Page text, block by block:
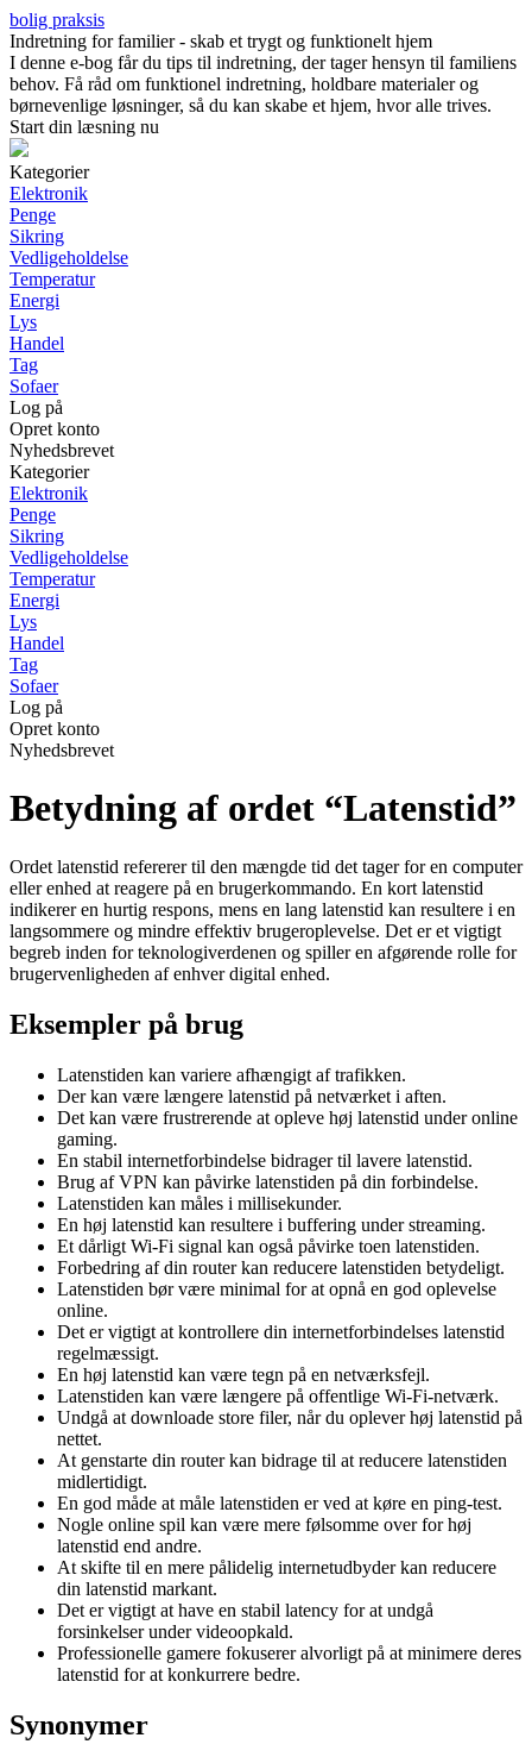
bolig praksis
Indretning for familier - skab et trygt og funktionelt hjem
I denne e-bog får du tips til indretning, der tager hensyn til familiens
behov. Få råd om funktionel indretning, holdbare materialer og
børnevenlige løsninger, så du kan skabe et hjem, hvor alle trives.
Start din læsning nu
Kategorier
Elektronik
Penge
Sikring
Vedligeholdelse
Temperatur
Energi
Lys
Handel
Tag
Sofaer
Log på
Opret konto
Nyhedsbrevet
Kategorier
Elektronik
Penge
Sikring
Vedligeholdelse
Temperatur
Energi
Lys
Handel
Tag
Sofaer
Log på
Opret konto
Nyhedsbrevet
Betydning af ordet “Latenstid”
Ordet latenstid refererer til den mængde tid det tager for en computer
eller enhed at reagere på en brugerkommando. En kort latenstid
indikerer en hurtig respons, mens en lang latenstid kan resultere i en
langsommere og mindre effektiv brugeroplevelse. Det er et vigtigt
begreb inden for teknologiverdenen og spiller en afgørende rolle for
brugervenligheden af enhver digital enhed.
Eksempler på brug
Latenstiden kan variere afhængigt af trafikken.
Der kan være længere latenstid på netværket i aften.
Det kan være frustrerende at opleve høj latenstid under online
gaming.
En stabil internetforbindelse bidrager til lavere latenstid.
Brug af VPN kan påvirke latenstiden på din forbindelse.
Latenstiden kan måles i millisekunder.
En høj latenstid kan resultere i buffering under streaming.
Et dårligt Wi-Fi signal kan også påvirke toen latenstiden.
Forbedring af din router kan reducere latenstiden betydeligt.
Latenstiden bør være minimal for at opnå en god oplevelse
online.
Det er vigtigt at kontrollere din internetforbindelses latenstid
regelmæssigt.
En høj latenstid kan være tegn på en netværksfejl.
Latenstiden kan være længere på offentlige Wi-Fi-netværk.
Undgå at downloade store filer, når du oplever høj latenstid på
nettet.
At genstarte din router kan bidrage til at reducere latenstiden
midlertidigt.
En god måde at måle latenstiden er ved at køre en ping-test.
Nogle online spil kan være mere følsomme over for høj
latenstid end andre.
At skifte til en mere pålidelig internetudbyder kan reducere
din latenstid markant.
Det er vigtigt at have en stabil latency for at undgå
forsinkelser under videoopkald.
Professionelle gamere fokuserer alvorligt på at minimere deres
latenstid for at konkurrere bedre.
Synonymer